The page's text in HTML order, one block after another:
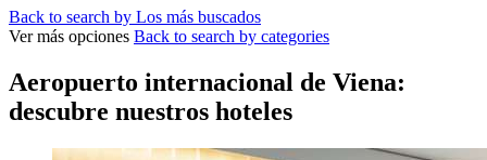
Back to search by Los más buscados
Ver más opciones Back to search by categories
Aeropuerto internacional de Viena:
descubre nuestros hoteles